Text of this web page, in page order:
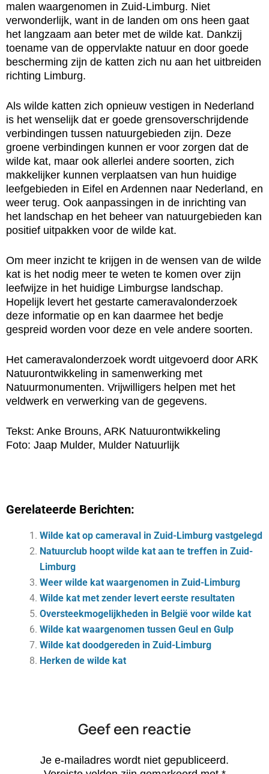
malen waargenomen in Zuid-Limburg. Niet
verwonderlijk, want in de landen om ons heen gaat
het langzaam aan beter met de wilde kat. Dankzij
toename van de oppervlakte natuur en door goede
bescherming zijn de katten zich nu aan het uitbreiden
richting Limburg.
Als wilde katten zich opnieuw vestigen in Nederland
is het wenselijk dat er goede grensoverschrijdende
verbindingen tussen natuurgebieden zijn. Deze
groene verbindingen kunnen er voor zorgen dat de
wilde kat, maar ook allerlei andere soorten, zich
makkelijker kunnen verplaatsen van hun huidige
leefgebieden in Eifel en Ardennen naar Nederland, en
weer terug. Ook aanpassingen in de inrichting van
het landschap en het beheer van natuurgebieden kan
positief uitpakken voor de wilde kat.
Om meer inzicht te krijgen in de wensen van de wilde
kat is het nodig meer te weten te komen over zijn
leefwijze in het huidige Limburgse landschap.
Hopelijk levert het gestarte cameravalonderzoek
deze informatie op en kan daarmee het bedje
gespreid worden voor deze en vele andere soorten.
Het cameravalonderzoek wordt uitgevoerd door ARK
Natuurontwikkeling in samenwerking met
Natuurmonumenten. Vrijwilligers helpen met het
veldwerk en verwerking van de gegevens.
Tekst: Anke Brouns, ARK Natuurontwikkeling
Foto: Jaap Mulder, Mulder Natuurlijk
Gerelateerde Berichten:
Wilde kat op cameraval in Zuid-Limburg vastgelegd
Natuurclub hoopt wilde kat aan te treffen in Zuid-
Limburg
Weer wilde kat waargenomen in Zuid-Limburg
Wilde kat met zender levert eerste resultaten
Oversteekmogelijkheden in België voor wilde kat
Wilde kat waargenomen tussen Geul en Gulp
Wilde kat doodgereden in Zuid-Limburg
Herken de wilde kat
Geef een reactie
Je e-mailadres wordt niet gepubliceerd.